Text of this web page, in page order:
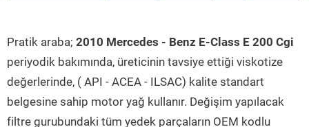
Pratik araba; 2010 Mercedes - Benz E-Class E 200 Cgi
periyodik bakımında, üreticinin tavsiye ettiği viskotize
değerlerinde, ( API - ACEA - ILSAC) kalite standart
belgesine sahip motor yağ kullanır. Değişim yapılacak
filtre gurubundaki tüm yedek parçaların OEM kodlu